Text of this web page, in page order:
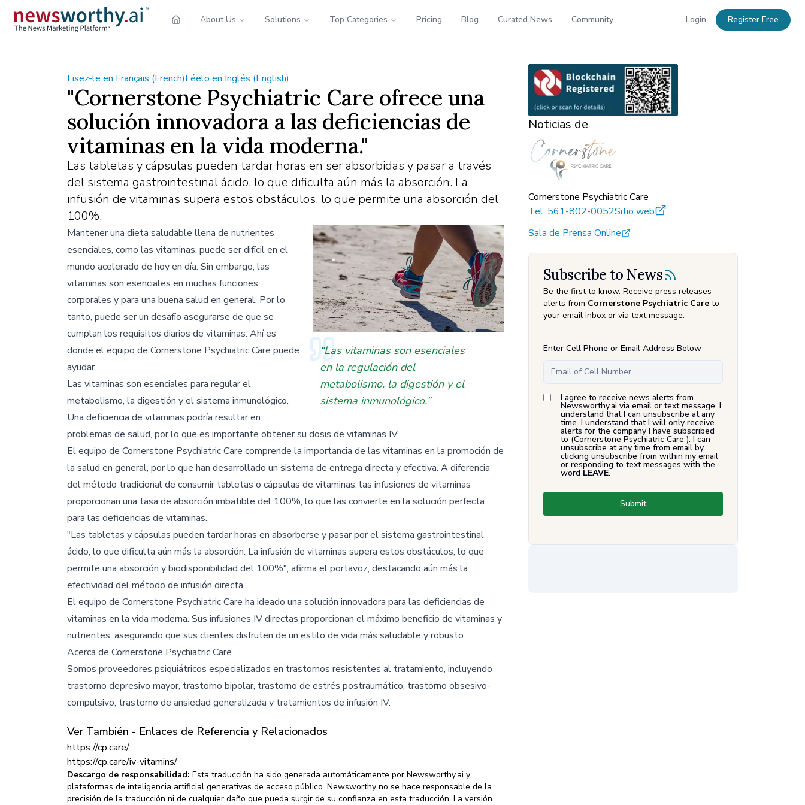
About Us Solutions Top Categories Pricing Blog Curated News Community Login Register Free
Lisez-le en Français (French)Léelo en Inglés (English)
"Cornerstone Psychiatric Care ofrece una
solución innovadora a las deficiencias de
vitaminas en la vida moderna."
Las tabletas y cápsulas pueden tardar horas en ser absorbidas y pasar a través
del sistema gastrointestinal ácido, lo que dificulta aún más la absorción. La
infusión de vitaminas supera estos obstáculos, lo que permite una absorción del
100%.
“Las vitaminas son esenciales
en la regulación del
metabolismo, la digestión y el
sistema inmunológico.”
Mantener una dieta saludable llena de nutrientes
esenciales, como las vitaminas, puede ser difícil en el
mundo acelerado de hoy en día. Sin embargo, las
vitaminas son esenciales en muchas funciones
corporales y para una buena salud en general. Por lo
tanto, puede ser un desafío asegurarse de que se
cumplan los requisitos diarios de vitaminas. Ahí es
donde el equipo de Cornerstone Psychiatric Care puede
ayudar.
Las vitaminas son esenciales para regular el
metabolismo, la digestión y el sistema inmunológico.
Una deficiencia de vitaminas podría resultar en
problemas de salud, por lo que es importante obtener su dosis de vitaminas IV.
El equipo de Cornerstone Psychiatric Care comprende la importancia de las vitaminas en la promoción de
la salud en general, por lo que han desarrollado un sistema de entrega directa y efectiva. A diferencia
del método tradicional de consumir tabletas o cápsulas de vitaminas, las infusiones de vitaminas
proporcionan una tasa de absorción imbatible del 100%, lo que las convierte en la solución perfecta
para las deficiencias de vitaminas.
"Las tabletas y cápsulas pueden tardar horas en absorberse y pasar por el sistema gastrointestinal
ácido, lo que dificulta aún más la absorción. La infusión de vitaminas supera estos obstáculos, lo que
permite una absorción y biodisponibilidad del 100%", afirma el portavoz, destacando aún más la
efectividad del método de infusión directa.
El equipo de Cornerstone Psychiatric Care ha ideado una solución innovadora para las deficiencias de
vitaminas en la vida moderna. Sus infusiones IV directas proporcionan el máximo beneficio de vitaminas y
nutrientes, asegurando que sus clientes disfruten de un estilo de vida más saludable y robusto.
Acerca de Cornerstone Psychiatric Care
Somos proveedores psiquiátricos especializados en trastornos resistentes al tratamiento, incluyendo
trastorno depresivo mayor, trastorno bipolar, trastorno de estrés postraumático, trastorno obsesivo-
compulsivo, trastorno de ansiedad generalizada y tratamientos de infusión IV.
Ver También - Enlaces de Referencia y Relacionados
https://cp.care/
https://cp.care/iv-vitamins/
Descargo de responsabilidad: Esta traducción ha sido generada automáticamente por Newsworthy.ai y
plataformas de inteligencia artificial generativas de acceso público. Newsworthy no se hace responsable de la
precisión de la traducción ni de cualquier daño que pueda surgir de su confianza en esta traducción. La versión
Noticias de
Cornerstone Psychiatric Care
Tel. 561-802-0052Sitio web
Sala de Prensa Online
Subscribe to News
Be the first to know. Receive press releases
alerts from Cornerstone Psychiatric Care to
your email inbox or via text message.
Enter Cell Phone or Email Address Below
I agree to receive news alerts from
Newsworthy.ai via email or text message. I
understand that I can unsubscribe at any
time. I understand that I will only receive
alerts for the company I have subscribed
to (Cornerstone Psychiatric Care ). I can
unsubscribe at any time from email by
clicking unsubscribe from within my email
or responding to text messages with the
word LEAVE.
Submit